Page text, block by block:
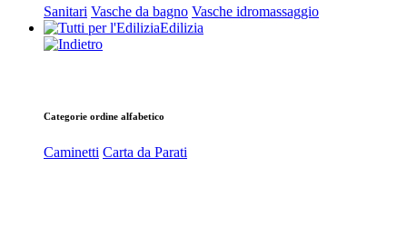
Sanitari Vasche da bagno Vasche idromassaggio
Edilizia
Categorie ordine alfabetico
Caminetti Carta da Parati